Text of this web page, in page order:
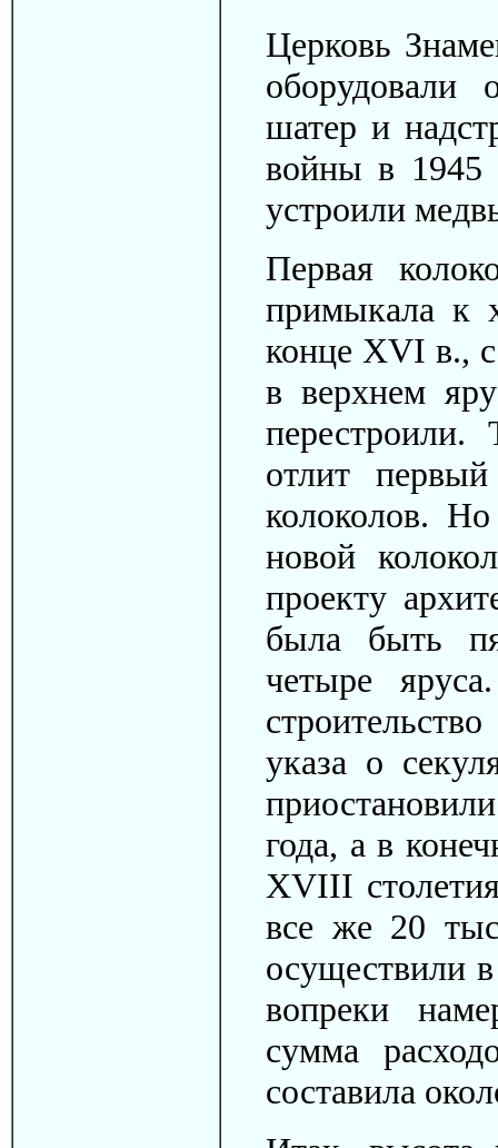
Церковь
шатер и
войны в 1945
устроили
Первая
примыкала к
конце XVI в.,
в верхнем
отлит
колоколов.
новой
проекту
была быть
четыре
указа о
года, а в
XVIII
все же 20
осуществили
вопреки
сумма
составила